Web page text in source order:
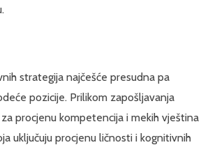
strategija najčešće presudna pa
pozicije. Prilikom zapošljavanja
procjenu kompetencija i mekih vještina
uključuju procjenu ličnosti i kognitivnih